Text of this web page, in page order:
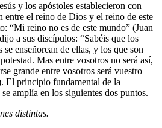
y los apóstoles establecieron con
entre el reino de Dios y el reino de este
“Mi reino no es de este mundo” (Juan
a sus discípulos: “Sabéis que los
se enseñorean de ellas, y los que son
Mas entre vosotros no será así,
grande entre vosotros será vuestro
El principio fundamental de la
amplía en los siguientes dos puntos.
distintas.